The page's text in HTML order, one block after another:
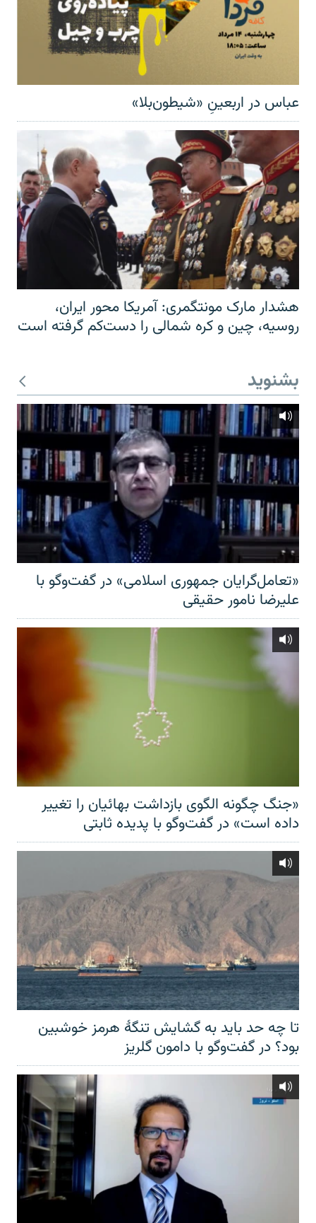
عباس در اربعینِ «شیطون‌بلا»
هشدار مارک مونتگمری: آمریکا محور ایران،
روسیه، چین و کره شمالی را دست‌کم گرفته است
بشنوید
«تعامل‌گرایان جمهوری اسلامی» در گفت‌وگو با
علیرضا نامور حقیقی
«جنگ چگونه الگوی بازداشت بهائیان را تغییر
داده است» در گفت‌وگو با پدیده ثابتی
تا چه حد باید به گشایش تنگهٔ هرمز خوشبین
بود؟ در گفت‌وگو با دامون گلریز